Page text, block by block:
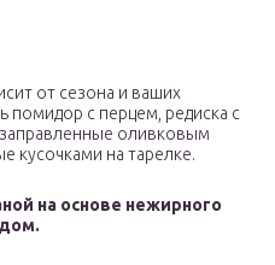
от сезона и ваших
помидор с перцем, редиска с
оливковым
кусочками на тарелке.
на основе нежирного